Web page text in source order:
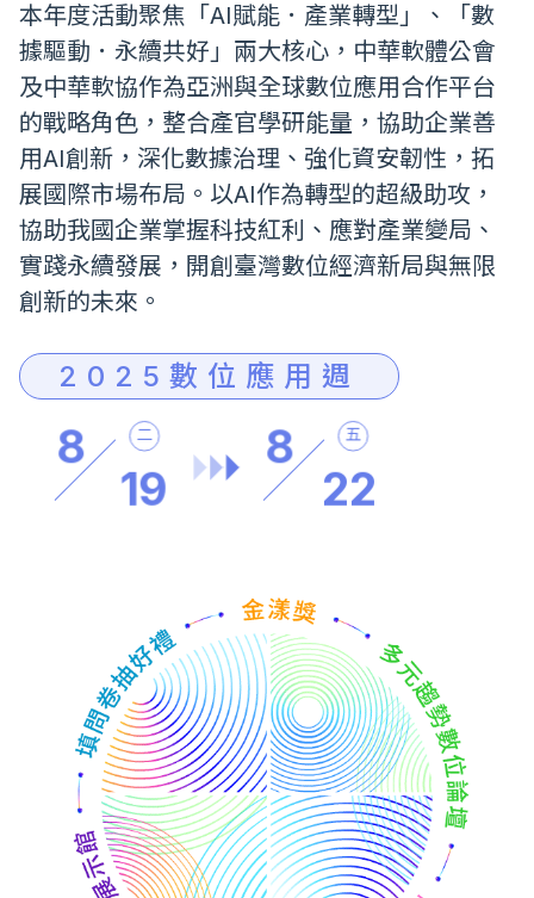
本年度活動聚焦「AI賦能．產業轉型」、「數
據驅動．永續共好」兩大核心，中華軟體公會
及中華軟協作為亞洲與全球數位應用合作平台
的戰略角色，整合產官學研能量，協助企業善
用AI創新，深化數據治理、強化資安韌性，拓
展國際市場布局。以AI作為轉型的超級助攻，
協助我國企業掌握科技紅利、應對產業變局、
實踐永續發展，開創臺灣數位經濟新局與無限
創新的未來。
2025數位應用週
8
19
二 8
22
五